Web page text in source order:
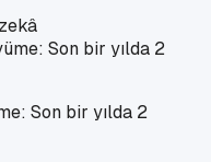
Son bir yılda 2